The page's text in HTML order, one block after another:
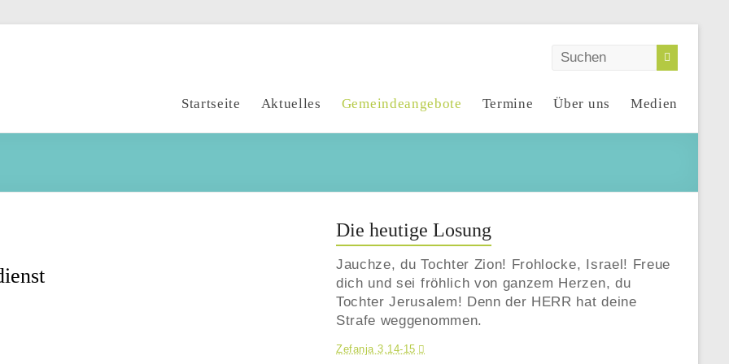
Startseite Aktuelles Gemeindeangebote Termine Über uns Medien
Die heutige Losung
Jauchze, du Tochter Zion! Frohlocke, Israel! Freue
dich und sei fröhlich von ganzem Herzen, du
Tochter Jerusalem! Denn der HERR hat deine
Strafe weggenommen.
Zefanja 3,14-15